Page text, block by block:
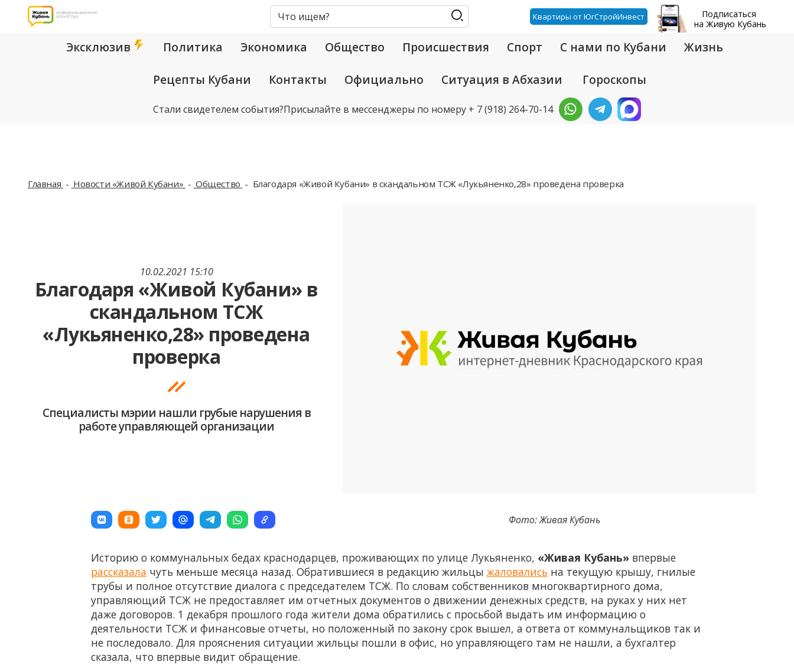
Квартиры от ЮгСтройИнвест
Подписаться
на Живую Кубань
Эксклюзив Политика Экономика Общество Происшествия Спорт С нами по Кубани Жизнь
Рецепты Кубани Контакты Официально Ситуация в Абхазии Гороскопы
Стали свидетелем события?Присылайте в мессенджеры по номеру + 7 (918) 264-70-14
Главная Новости «Живой Кубани» Общество Благодаря «Живой Кубани» в скандальном ТСЖ «Лукьяненко,28» проведена проверка
10.02.2021 15:10
Благодаря «Живой Кубани» в
скандальном ТСЖ
«Лукьяненко,28» проведена
проверка
Специалисты мэрии нашли грубые нарушения в
работе управляющей организации
Фото: Живая Кубань
Историю о коммунальных бедах краснодарцев, проживающих по улице Лукьяненко, «Живая Кубань»впервые
рассказала чуть меньше месяца назад. Обратившиеся в редакцию жильцы жаловалисьна текущую крышу, гнилые
трубы и полное отсутствие диалога с председателем ТСЖ. По словам собственников многоквартирного дома,
управляющий ТСЖ не предоставляет им отчетных документов о движении денежных средств, на руках у них нет
даже договоров. 1 декабря прошлого года жители дома обратились с просьбой выдать им информацию о
деятельности ТСЖ и финансовые отчеты, но положенный по закону срок вышел, а ответа от коммунальщиков так и
не последовало. Для прояснения ситуации жильцы пошли в офис, но управляющего там не нашли, а бухгалтер
сказала, что впервые видит обращение.